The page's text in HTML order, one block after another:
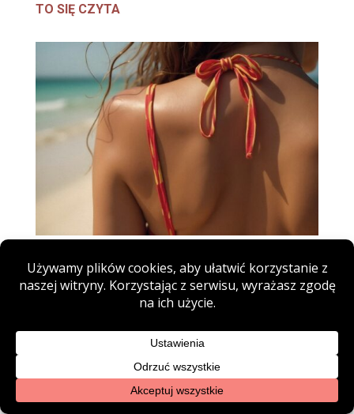
TO SIĘ CZYTA
Kosmetyki do opalania – DERMA mój numer
jeden w kategorii SPF’ów
Świadoma pielęgnacja